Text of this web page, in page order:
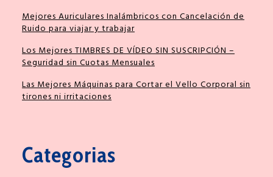
Mejores Auriculares Inalámbricos con Cancelación de
Ruido para viajar y trabajar
Los Mejores TIMBRES DE VÍDEO SIN SUSCRIPCIÓN –
Seguridad sin Cuotas Mensuales
Las Mejores Máquinas para Cortar el Vello Corporal sin
tirones ni irritaciones
Categorias